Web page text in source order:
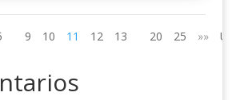
9 10 11 12 13 20 25 »»